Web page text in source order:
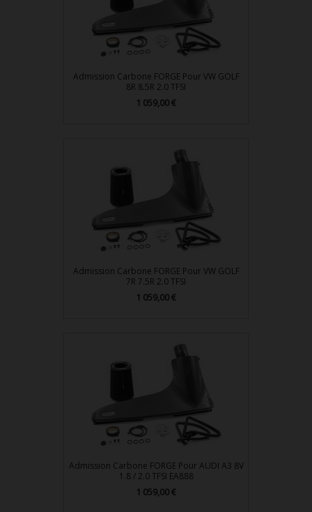
Admission Carbone FORGE Pour VW GOLF
8R 8.5R 2.0 TFSI
Prix
1 059,00 €
Admission Carbone FORGE Pour VW GOLF
7R 7.5R 2.0 TFSI
Prix
1 059,00 €
Admission Carbone FORGE Pour AUDI A3 8V
1.8 / 2.0 TFSI EA888
Prix
1 059,00 €